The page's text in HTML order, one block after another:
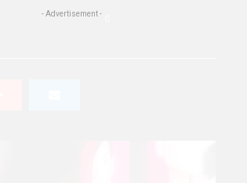
- Advertisement -